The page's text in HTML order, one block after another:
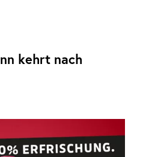
kehrt nach